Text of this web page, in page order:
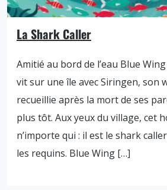
La Shark Caller
Amitié au bord de l’eau Blue
vit sur une île avec Siringen, son
recueillie après la mort de ses
plus tôt. Aux yeux du village, cet
n’importe qui : il est le shark
les requins. Blue Wing […]